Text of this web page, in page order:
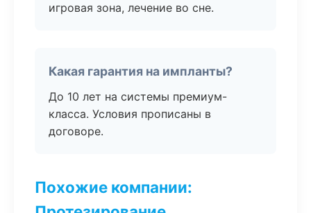
игровая зона, лечение во сне.
Какая гарантия на импланты?
До 10 лет на системы премиум-
класса. Условия прописаны в
договоре.
Похожие компании: